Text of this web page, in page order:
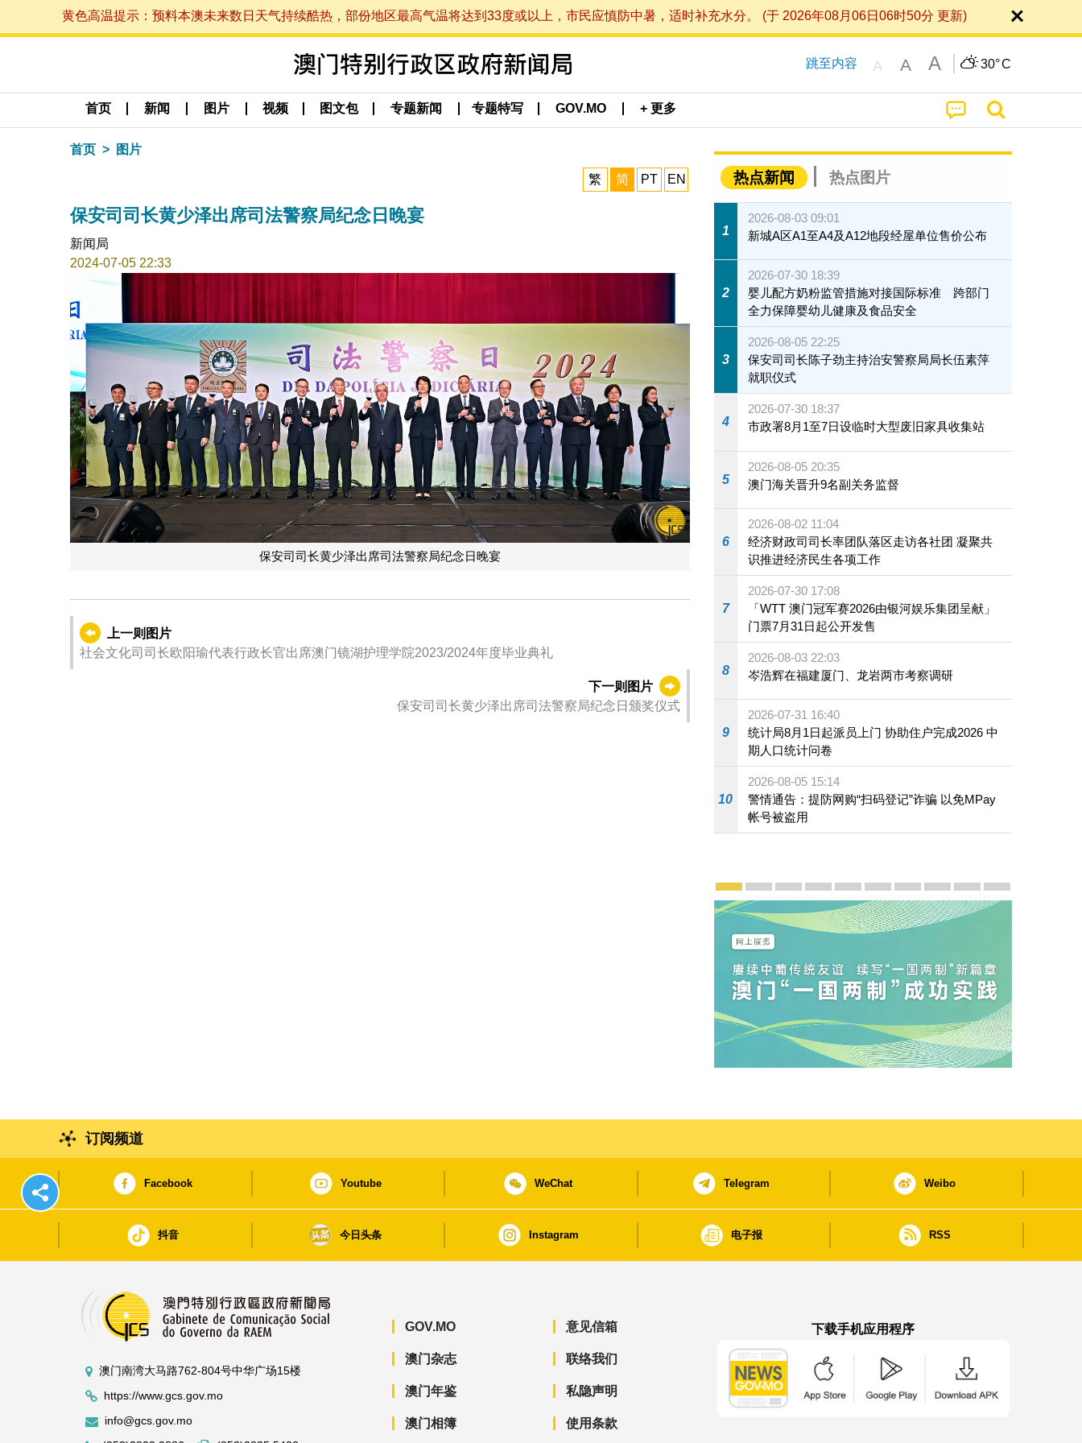
黄色高温提示：预料本澳未来数日天气持续酷热，部份地区最高气温将达到33度或以上，市民应慎防中暑，适时补充水分。 (于 2026年08月06日06时50分 更新)
跳至内容 A A A 30°C
首页 新闻 图片 视频 图文包 专题新闻 专题特写 GOV.MO + 更多
首页 图片
繁 简 PT EN
保安司司长黄少泽出席司法警察局纪念日晚宴
新闻局
2024-07-05 22:33
保安司司长黄少泽出席司法警察局纪念日晚宴
上一则图片
社会文化司司长欧阳瑜代表行政长官出席澳门镜湖护理学院2023/2024年度毕业典礼
下一则图片
保安司司长黄少泽出席司法警察局纪念日颁奖仪式
热点新闻 热点图片
1
2026-08-03 09:01
新城A区A1至A4及A12地段经屋单位售价公布
2
2026-07-30 18:39
婴儿配方奶粉监管措施对接国际标准 跨部门
全力保障婴幼儿健康及食品安全
3
2026-08-05 22:25
保安司司长陈子劲主持治安警察局局长伍素萍
就职仪式
4
2026-07-30 18:37
市政署8月1至7日设临时大型废旧家具收集站
5
2026-08-05 20:35
澳门海关晋升9名副关务监督
6
2026-08-02 11:04
经济财政司司长率团队落区走访各社团 凝聚共
识推进经济民生各项工作
7
2026-07-30 17:08
「WTT 澳门冠军赛2026由银河娱乐集团呈献」
门票7月31日起公开发售
8
2026-08-03 22:03
岑浩辉在福建厦门、龙岩两市考察调研
9
2026-07-31 16:40
统计局8月1日起派员上门 协助住户完成2026 中
期人口统计问卷
10
2026-08-05 15:14
警情通告：提防网购“扫码登记”诈骗 以免MPay
帐号被盗用
宣传及推广
赓续中葡传统友谊 续写“一国两制”新篇章 — 澳门“一国
澳门名片集
行政长官岑浩辉11月18日发表2026年施政报
施政特写澳门特别行政区经济和社会发展第
横琴粤澳深度合作区专题网站
施政小讲堂
走进澳门澳门相簿2020
《澳门微视
订阅频道
Facebook Youtube WeChat Telegram Weibo
抖音 今日头条 Instagram 电子报 RSS
澳门南湾大马路762-804号中华广场15楼
https://www.gcs.gov.mo
info@gcs.gov.mo
GOV.MO
澳门杂志
澳门年鉴
澳门相簿
意见信箱
联络我们
私隐声明
使用条款
下载手机应用程序